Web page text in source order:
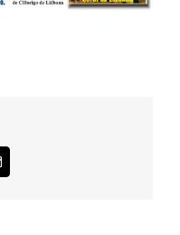
Correo
electrónico